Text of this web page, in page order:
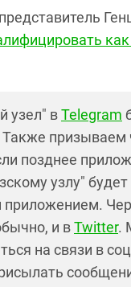
узел" вTelegram
позднее
узлу"
и вTwitter.
на связи в